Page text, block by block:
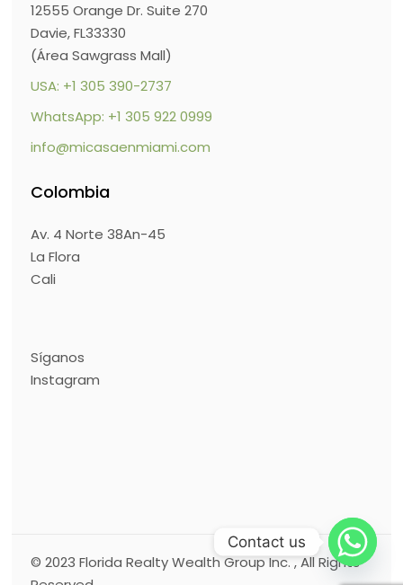
12555 Orange Dr. Suite 270
Davie, FL33330
(Área Sawgrass Mall)
USA: +1 305 390-2737
WhatsApp: +1 305 922 0999
info@micasaenmiami.com
Colombia
Av. 4 Norte 38An-45
La Flora
Cali
Síganos
Instagram
© 2023Florida Realty Wealth Group Inc., All Rights
Contact us